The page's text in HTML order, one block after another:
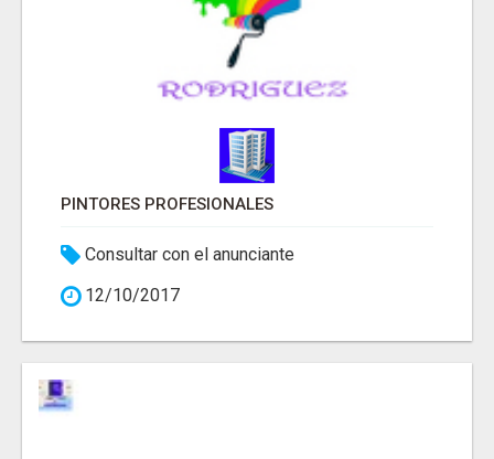
PINTORES PROFESIONALES
Consultar con el anunciante
12/10/2017